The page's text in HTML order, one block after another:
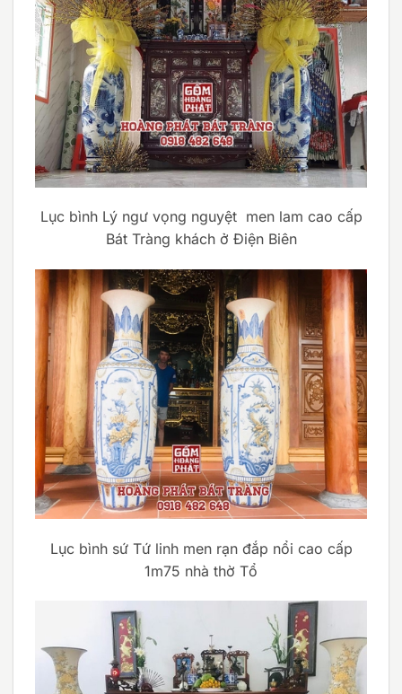
Lục bình Lý ngư vọng nguyệt men lam cao cấp
Bát Tràng khách ở Điện Biên
Lục bình sứ Tứ linh men rạn đắp nổi cao cấp
1m75 nhà thờ Tổ